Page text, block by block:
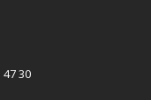
47 30